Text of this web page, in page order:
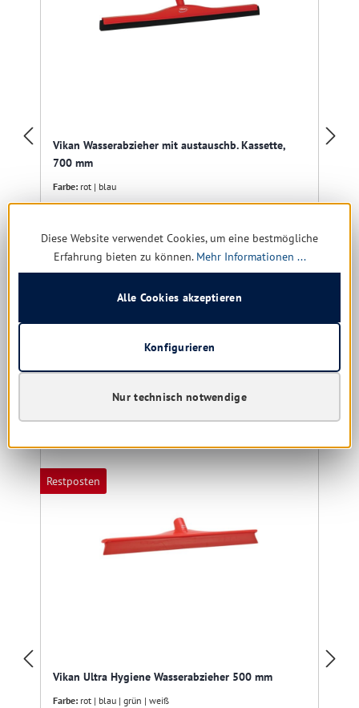
Vikan Wasserabzieher mit austauschb. Kassette,
700 mm
Farbe: rot | blau
Details
Kunden haben sich ebenfalls angesehen
Restposten
Vikan Ultra Hygiene Wasserabzieher 500 mm
Farbe: rot | blau | grün | weiß
Diese Website verwendet Cookies, um eine bestmögliche
Erfahrung bieten zu können. Mehr Informationen ...
Nur technisch notwendige
Konfigurieren
Alle Cookies akzeptieren